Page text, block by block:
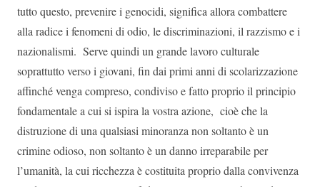
tutto questo, prevenire i genocidi, significa allora combattere
alla radice i fenomeni di odio, le discriminazioni, il razzismo e i
nazionalismi. Serve quindi un grande lavoro culturale
soprattutto verso i giovani, fin dai primi anni di scolarizzazione
affinché venga compreso, condiviso e fatto proprio il principio
fondamentale a cui si ispira la vostra azione, cioè che la
distruzione di una qualsiasi minoranza non soltanto è un
crimine odioso, non soltanto è un danno irreparabile per
l’umanità, la cui ricchezza è costituita proprio dalla convivenza